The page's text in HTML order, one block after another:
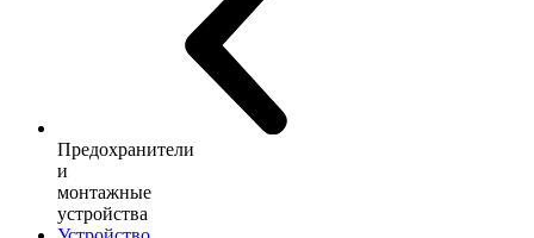
Предохранители
и
монтажные
устройства